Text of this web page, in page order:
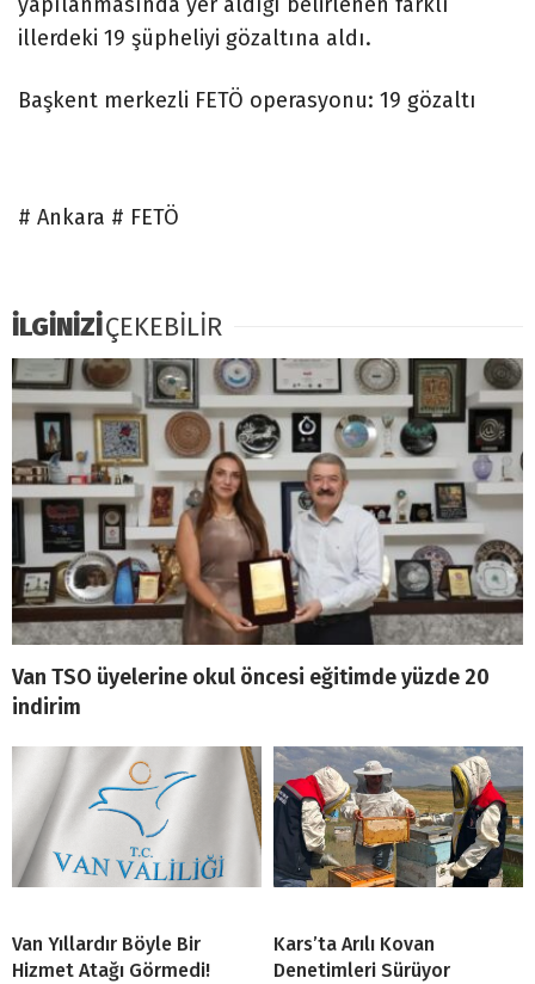
yapılanmasında yer aldığı belirlenen farklı
illerdeki 19 şüpheliyi gözaltına aldı.
Başkent merkezli FETÖ operasyonu: 19 gözaltı
# Ankara # FETÖ
İLGİNİZİÇEKEBİLİR
Van TSO üyelerine okul öncesi eğitimde yüzde 20
indirim
Van Yıllardır Böyle Bir
Hizmet Atağı Görmedi!
Kars’ta Arılı Kovan
Denetimleri Sürüyor